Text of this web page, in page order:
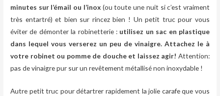
minutes sur l’émail ou l’inox(ou toute une nuit si c’est vraiment
très entartré) et bien sur rincez bien ! Un petit truc pour vous
éviter de démonter la robinetterie : utilisez un sac en plastique
dans lequel vous verserez un peu de vinaigre. Attachez le à
votre robinet ou pomme de douche et laissez agir! Attention:
pas de vinaigre pur sur un revêtement métallisé non inoxydable !
Autre petit truc pour détartrer rapidement la jolie carafe que vous